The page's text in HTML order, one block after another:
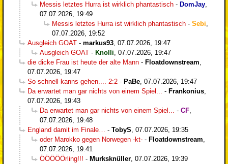
Messis letztes Hurra ist wirklich phantastisch - DomJay,
07.07.2026, 19:49
Messis letztes Hurra ist wirklich phantastisch - Sebi,
07.07.2026, 19:52
Ausgleich GOAT - markus93, 07.07.2026, 19:47
Ausgleich GOAT - Knolli, 07.07.2026, 19:47
die dicke Frau ist heute der alte Mann - Floatdownstream,
07.07.2026, 19:47
So schnell kanns gehen.... 2:2 - PaBe, 07.07.2026, 19:47
Da erwartet man gar nichts von einem Spiel... - Frankonius,
07.07.2026, 19:43
Da erwartet man gar nichts von einem Spiel... - CF,
07.07.2026, 19:48
England damit im Finale… - TobyS, 07.07.2026, 19:35
oder Marokko gegen Norwegen -kt- - Floatdownstream,
07.07.2026, 19:41
ÖÖÖÖÖrling!!! - Murksknüller, 07.07.2026, 19:39